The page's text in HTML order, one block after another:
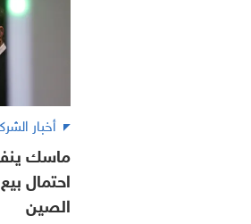
أخبار
ماسك
احتمال
الصين